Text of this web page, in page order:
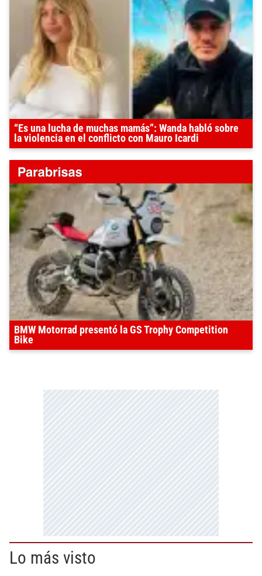
“Es una lucha de muchas mamás”: Wanda habló sobre
la violencia en el conflicto con Mauro Icardi
BMW Motorrad presentó la GS Trophy Competition
Bike
Lo más visto